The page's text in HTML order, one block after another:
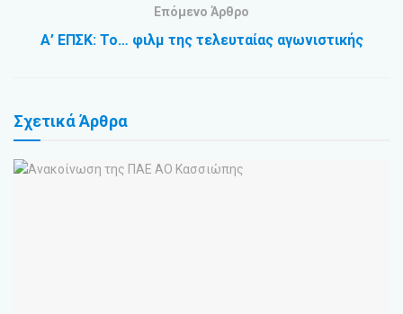
Επόμενο Άρθρο
Α’ ΕΠΣΚ: Το… φιλμ της τελευταίας αγωνιστικής
ΣχετικάΆρθρα